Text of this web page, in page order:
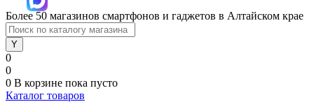
Более 50 магазинов смартфонов и гаджетов в Алтайском крае
0
0
0 В корзине пока пусто
Каталог товаров